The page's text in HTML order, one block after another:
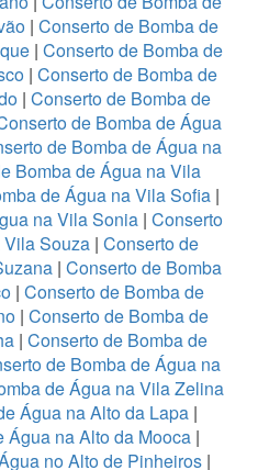
| Conserto de Bomba de
| Conserto de Bomba de
| Conserto de Bomba de
| Conserto de Bomba de
de Bomba de Água
de Bomba de Água na
Bomba de Água na Vila
de Água na Vila Sofia|
na Vila Sonia| Conserto
Souza | Conserto de
| Conserto de Bomba
| Conserto de Bomba de
| Conserto de Bomba de
| Conserto de Bomba de
de Bomba de Água na
de Água na Vila Zelina
Água na Alto da Lapa |
Água na Alto da Mooca |
no Alto de Pinheiros |